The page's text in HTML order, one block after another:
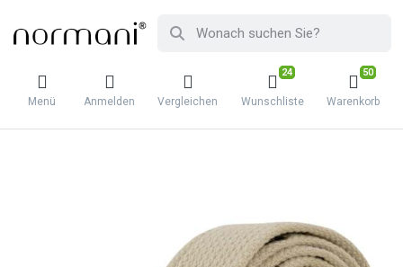
Menü Anmelden Vergleichen
24
Wunschliste
50
Warenkorb